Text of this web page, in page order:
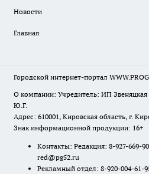
Новости
Главная
Городской интернет-портал
О компании: Учредитель: ИП Звеняцкая
Ю.Г.
Адрес: 610001, Кировская область, г.
Знак информационной продукции: 16+
Контакты: Редакция: 8-927-669-
red@pg52.ru
Рекламный отдел: 8-920-004-61-